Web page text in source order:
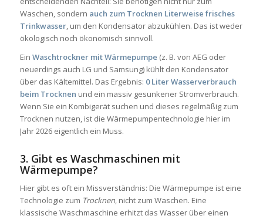
Waschen, sondern auch zum Trocknen Literweise frisches
Trinkwasser, um den Kondensator abzukühlen. Das ist weder
ökologisch noch ökonomisch sinnvoll.
Ein Waschtrockner mit Wärmepumpe (z. B. von AEG oder
neuerdings auch LG und Samsung) kühlt den Kondensator
über das Kältemittel. Das Ergebnis: 0 Liter Wasserverbrauch
beim Trocknen und ein massiv gesunkener Stromverbrauch.
Wenn Sie ein Kombigerät suchen und dieses regelmäßig zum
Trocknen nutzen, ist die Wärmepumpentechnologie hier im
Jahr 2026 eigentlich ein Muss.
3. Gibt es Waschmaschinen mit
Wärmepumpe?
Hier gibt es oft ein Missverständnis: Die Wärmepumpe ist eine
Technologie zum Trocknen, nicht zum Waschen. Eine
klassische Waschmaschine erhitzt das Wasser über einen